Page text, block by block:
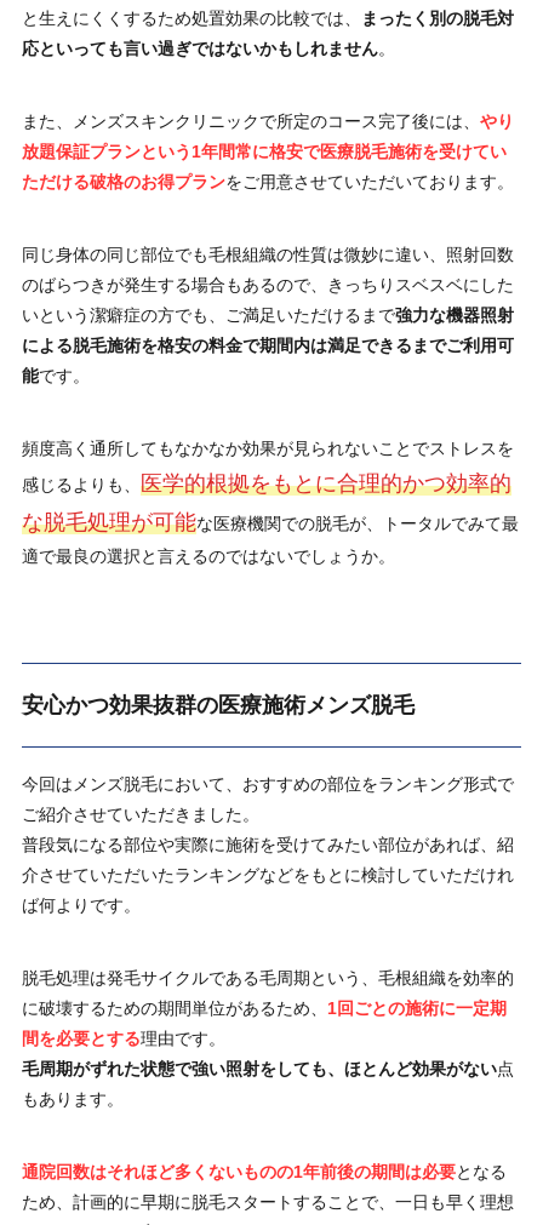
と生えにくくするため処置効果の比較では、
まったく別の脱毛対
応といっても言い過ぎではないかもしれません。
また、メンズスキンクリニックで所定のコース完了後には、 やり
放題保証プランという1年間常に格安で医療脱毛施術を受けてい
ただける破格のお得プランをご用意させていただいております。
同じ身体の同じ部位でも毛根組織の性質は微妙に違い、照射回数
のばらつきが発生する場合もあるので、きっちりスベスベにした
いという潔癖症の方でも、ご満足いただけるまで強力な機器照射
による脱毛施術を格安の料金で期間内は満足できるまでご利用可
能です。
頻度高く通所してもなかなか効果が見られないことでストレスを
感じるよりも、 医学的根拠をもとに合理的かつ効率的
な脱毛処理が可能な医療機関での脱毛が、トータルでみて最
適で最良の選択と言えるのではないでしょうか。
安心かつ効果抜群の医療施術メンズ脱毛
今回はメンズ脱毛において、おすすめの部位をランキング形式で
ご紹介させていただきました。
普段気になる部位や実際に施術を受けてみたい部位があれば、紹
介させていただいたランキングなどをもとに検討していただけれ
ば何よりです。
脱毛処理は発毛サイクルである毛周期という、毛根組織を効率的
に破壊するための期間単位があるため、 1回ごとの施術に一定期
間を必要とする理由です。
毛周期がずれた状態で強い照射をしても、ほとんど効果がない点
もあります。
通院回数はそれほど多くないものの1年前後の期間は必要となる
ため、計画的に早期に脱毛スタートすることで、一日も早く理想